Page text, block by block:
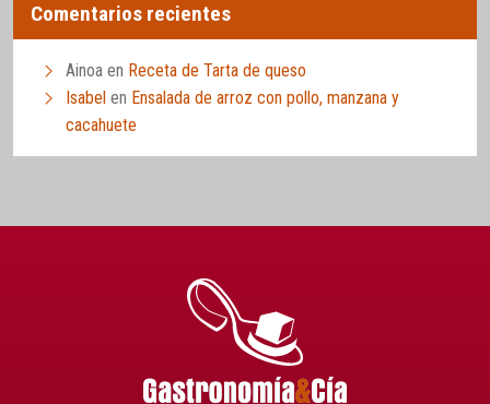
Comentarios recientes
Ainoa en Receta de Tarta de queso
Isabel en Ensalada de arroz con pollo, manzana y
cacahuete